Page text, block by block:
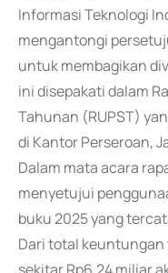
Informasi Teknologi
mengantongi
untuk membagikan
ini disepakati dalam
Tahunan (RUPST)
di Kantor Perseroan,
Dalam mata acara
menyetujui
buku 2025 yang
Dari total